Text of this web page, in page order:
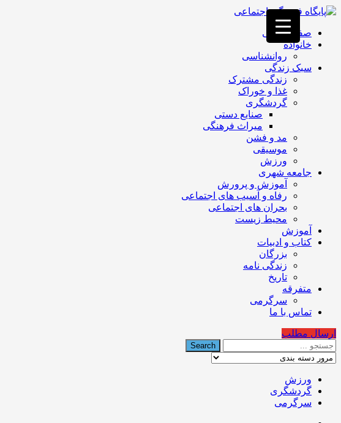
فصد
غرب
تهران
خشکشویی
تصفیه
تهران
صفحه اصلی
خانواده
روانشناسی
سبک زندگی
زندگی مشترک
غذا و خوراک
گردشگری
صنایع دستی
میراث فرهنگی
مد و فشن
موسیقی
ورزش
جامعه شهری
آموزش و پرورش
رفاه و آسیب های اجتماعی
بحران های اجتماعی
محیط زیست
آموزش
کتاب و ادبیات
بزرگان
زندگی نامه
تاریخ
متفرقه
سرگرمی
تماس با ما
ارسال مطلب
ورزش
گردشگری
سرگرمی